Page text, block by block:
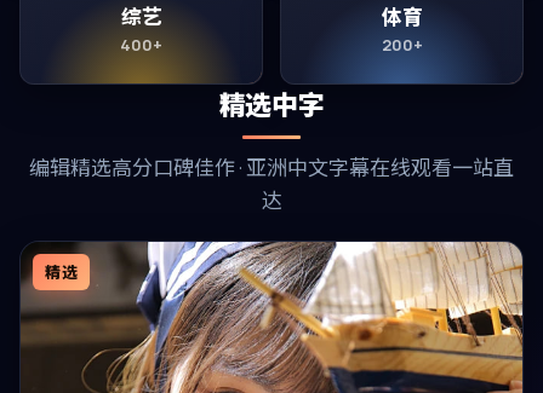
综艺
400+
体育
200+
精选中字
编辑精选高分口碑佳作 · 亚洲中文字幕在线观看一站直
达
精选